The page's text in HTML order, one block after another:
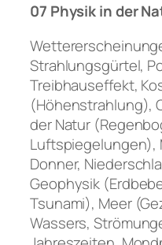
07 Physik in der
Strahlungsgürtel,
Treibhauseffekt,
(Höhenstrahlung),
der Natur
Luftspiegelungen),
Donner,
Geophysik
Tsunami), Meer
Wassers,